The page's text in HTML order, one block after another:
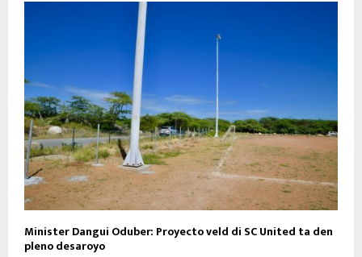
Minister Dangui Oduber: Proyecto veld di SC United ta den
pleno desaroyo